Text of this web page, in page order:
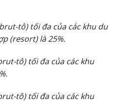
tô) tối đa của các khu du
(resort) là 25%.
tô) tối đa của các khu
tô) tối đa của các khu